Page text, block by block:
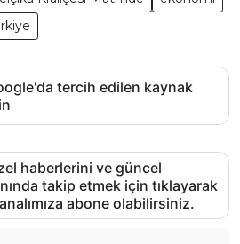
tercih edilen kaynak
haberlerini ve güncel
takip etmek için tıklayarak
abone olabilirsiniz.